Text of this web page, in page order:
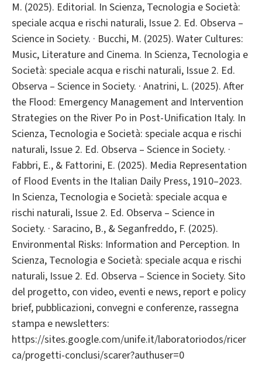
M. (2025). Editorial. In Scienza, Tecnologia e Società:
speciale acqua e rischi naturali, Issue 2. Ed. Observa –
Science in Society. · Bucchi, M. (2025). Water Cultures:
Music, Literature and Cinema. In Scienza, Tecnologia e
Società: speciale acqua e rischi naturali, Issue 2. Ed.
Observa – Science in Society. · Anatrini, L. (2025). After
the Flood: Emergency Management and Intervention
Strategies on the River Po in Post-Unification Italy. In
Scienza, Tecnologia e Società: speciale acqua e rischi
naturali, Issue 2. Ed. Observa – Science in Society. ·
Fabbri, E., & Fattorini, E. (2025). Media Representation
of Flood Events in the Italian Daily Press, 1910–2023.
In Scienza, Tecnologia e Società: speciale acqua e
rischi naturali, Issue 2. Ed. Observa – Science in
Society. · Saracino, B., & Seganfreddo, F. (2025).
Environmental Risks: Information and Perception. In
Scienza, Tecnologia e Società: speciale acqua e rischi
naturali, Issue 2. Ed. Observa – Science in Society. Sito
del progetto, con video, eventi e news, report e policy
brief, pubblicazioni, convegni e conferenze, rassegna
stampa e newsletters:
https://sites.google.com/unife.it/laboratoriodos/ricer
ca/progetti-conclusi/scarer?authuser=0